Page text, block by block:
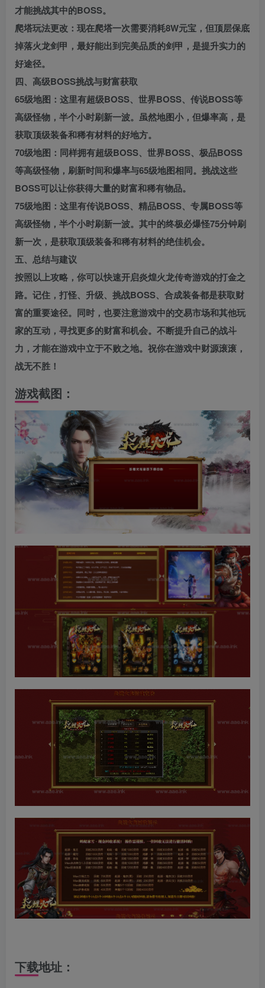
才能挑战其中的BOSS。
爬塔玩法更改：现在爬塔一次需要消耗8W元宝，但顶层保底
掉落火龙剑甲，最好能出到完美品质的剑甲，是提升实力的
好途径。
四、高级BOSS挑战与财富获取
65级地图：这里有超级BOSS、世界BOSS、传说BOSS等
高级怪物，半个小时刷新一波。虽然地图小，但爆率高，是
获取顶级装备和稀有材料的好地方。
70级地图：同样拥有超级BOSS、世界BOSS、极品BOSS
等高级怪物，刷新时间和爆率与65级地图相同。挑战这些
BOSS可以让你获得大量的财富和稀有物品。
75级地图：这里有传说BOSS、精品BOSS、专属BOSS等
高级怪物，半个小时刷新一波。其中的终极必爆怪75分钟刷
新一次，是获取顶级装备和稀有材料的绝佳机会。
五、总结与建议
按照以上攻略，你可以快速开启炎煌火龙传奇游戏的打金之
路。记住，打怪、升级、挑战BOSS、合成装备都是获取财
富的重要途径。同时，也要注意游戏中的交易市场和其他玩
家的互动，寻找更多的财富和机会。不断提升自己的战斗
力，才能在游戏中立于不败之地。祝你在游戏中财源滚滚，
战无不胜！
游戏截图：
下载地址：